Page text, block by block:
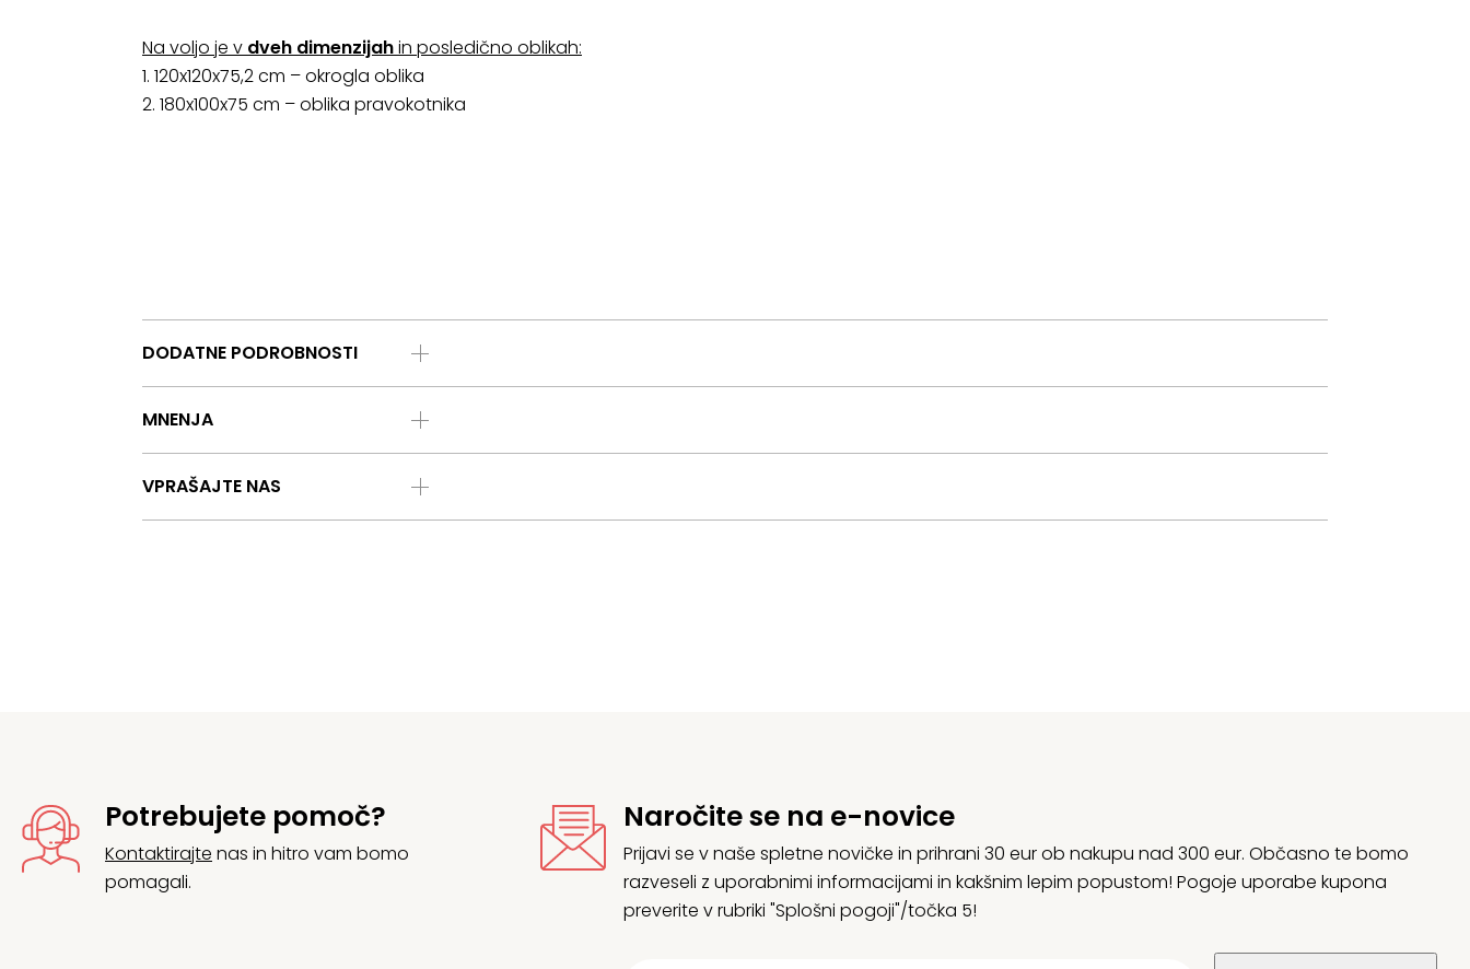
Na voljo je v dveh dimenzijahin posledično oblikah:
1. 120x120x75,2 cm – okrogla oblika
2. 180x100x75 cm – oblika pravokotnika
DODATNE PODROBNOSTI
MNENJA
VPRAŠAJTE NAS
Potrebujete pomoč?
Kontaktirajte nas in hitro vam bomo
pomagali.
Naročite se na e-novice
Prijavi se v naše spletne novičke in prihrani 30 eur ob nakupu nad 300 eur. Občasno te bomo
razveseli z uporabnimi informacijami in kakšnim lepim popustom! Pogoje uporabe kupona
preverite v rubriki "Splošni pogoji"/točka 5!